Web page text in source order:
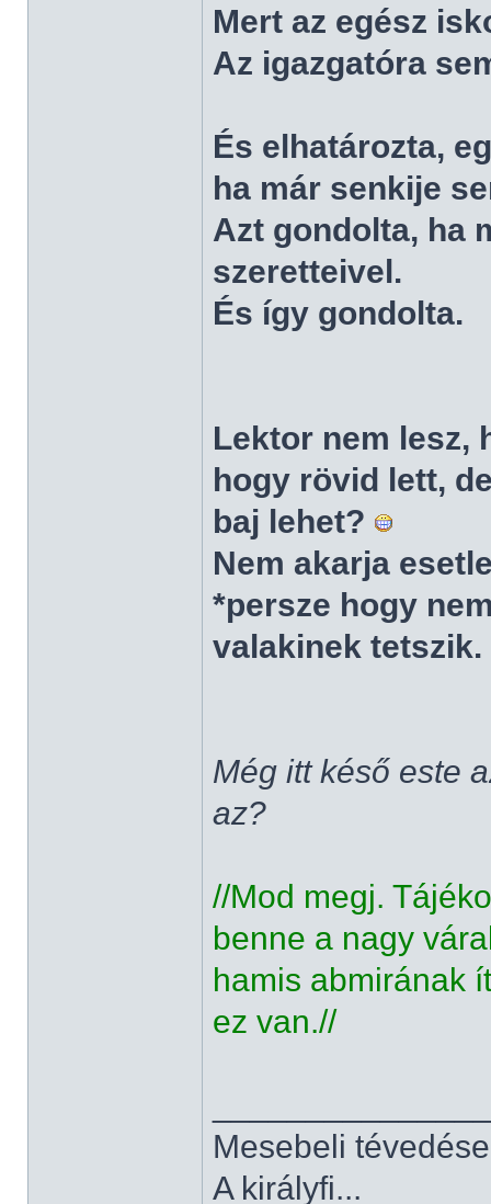
Mert az egész
Az igazgatóra
És elhatározta,
ha már senkije
Azt gondolta, ha
szeretteivel.
És így gondolta.
Lektor nem lesz,
hogy rövid lett,
baj lehet?
Nem akarja
*persze hogy
valakinek tetszik.
Még itt késő este
az?
//Mod megj.
benne a nagy
hamis abmirának
ez van.//
Mesebeli
A királyfi...